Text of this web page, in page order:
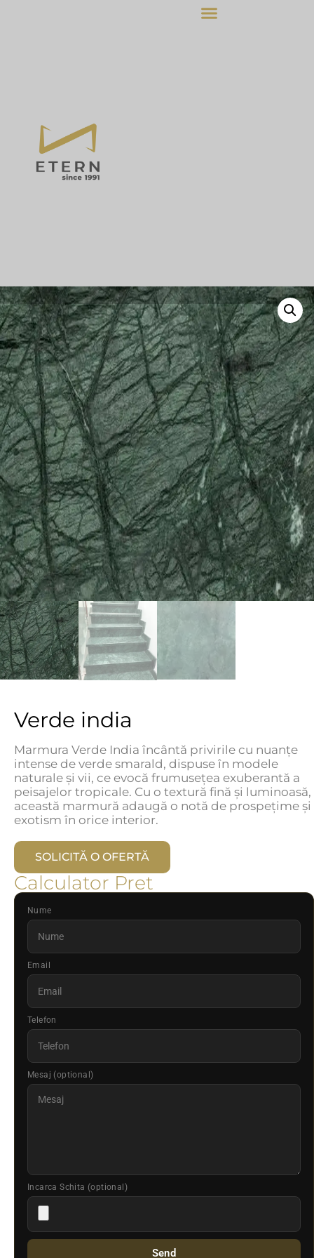
Verde india
Marmura Verde India încântă privirile cu nuanțe
intense de verde smarald, dispuse în modele
naturale și vii, ce evocă frumusețea exuberantă a
peisajelor tropicale. Cu o textură fină și luminoasă,
această marmură adaugă o notă de prospețime și
exotism în orice interior.
SOLICITĂ O OFERTĂ
Calculator Pret
Nume
Email
Telefon
Mesaj (optional)
Incarca Schita (optional)
Send